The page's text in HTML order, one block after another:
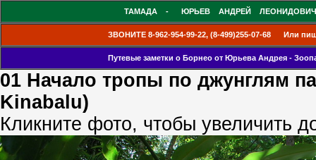
ТАМАДА - ЮРЬЕВ АНДРЕЙ
ЗВОНИТЕ 8-962-954-99-22, (8-499)255-07-68 Или
Путевые заметки о Борнео от Юрьева Андрея -
01 Начало тропы по джунглям
Kinabalu)
Кликните фото, чтобы увеличить